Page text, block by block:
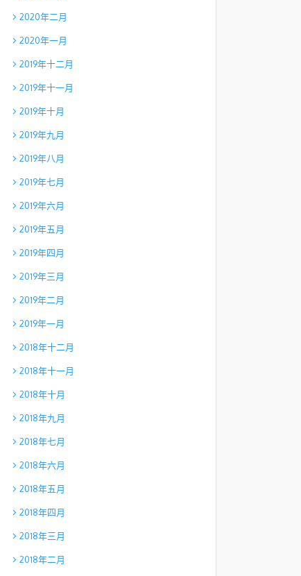
2020年二月
2020年一月
2019年十二月
2019年十一月
2019年十月
2019年九月
2019年八月
2019年七月
2019年六月
2019年五月
2019年四月
2019年三月
2019年二月
2019年一月
2018年十二月
2018年十一月
2018年十月
2018年九月
2018年七月
2018年六月
2018年五月
2018年四月
2018年三月
2018年二月